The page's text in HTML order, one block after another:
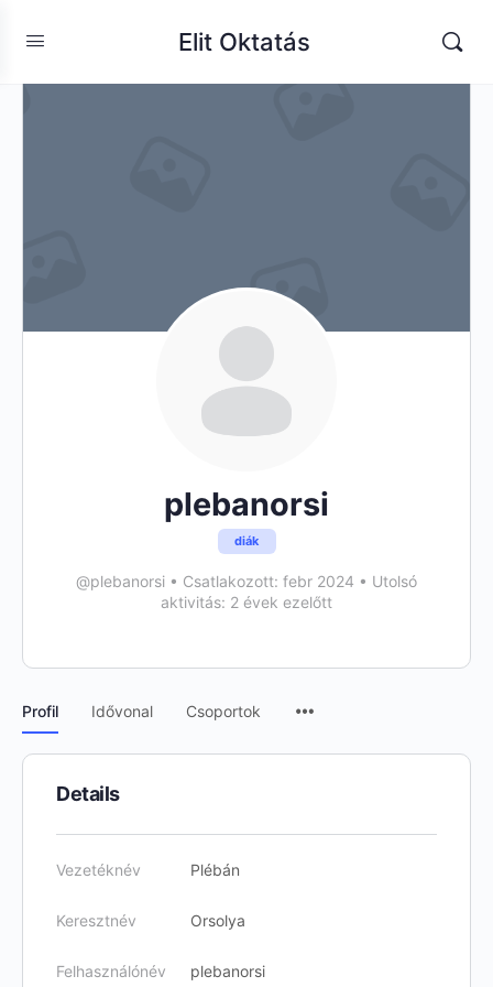
Elit Oktatás
plebanorsi
diák
@plebanorsi • Csatlakozott: febr 2024 • Utolsó
aktivitás: 2 évek ezelőtt
Profil Idővonal Csoportok
Details
Vezetéknév Plébán
Keresztnév Orsolya
Felhasználónév plebanorsi